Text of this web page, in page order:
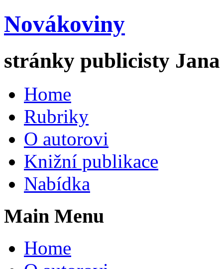
Novákoviny
stránky publicisty
Home
Rubriky
O autorovi
Knižní publikace
Nabídka
Main Menu
Home